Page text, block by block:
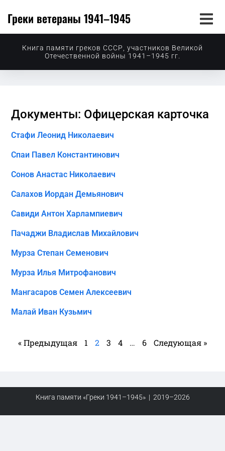
Греки ветераны 1941–1945
Книга памяти греков СССР, участников Великой
Отечественной войны 1941–1945 гг.
Документы: Офицерская карточка
Стафи Леонид Николаевич
Спаи Павел Константинович
Сонов Анастас Николаевич
Салахов Иордан Демьянович
Савиди Антон Харлампиевич
Пачаджи Владислав Михайлович
Мурза Степан Семенович
Мурза Илья Митрофанович
Мангасаров Семен Алексеевич
Малай Иван Кузьмич
« Предыдущая 1 2 3 4 … 6 Следующая »
Книга памяти «Греки 1941–1945» | 2019–2026